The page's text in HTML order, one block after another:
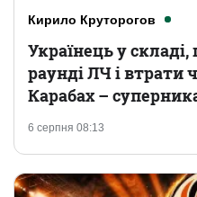
Кирило Круторогов
6 серпня 08:13
Українець у
раунді ЛЧ і втрати
Карабах –